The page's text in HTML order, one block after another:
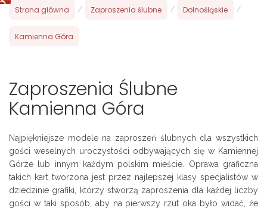
Strona główna / Zaproszenia ślubne / Dolnośląskie /
Kamienna Góra
Zaproszenia Ślubne
Kamienna Góra
Najpiękniejsze modele na zaproszeń ślubnych dla wszystkich
gości weselnych uroczystości odbywających się w Kamiennej
Górze lub innym każdym polskim mieście. Oprawa graficzna
takich kart tworzona jest przez najlepszej klasy specjalistów w
dziedzinie grafiki, którzy stworzą zaproszenia dla każdej liczby
gości w taki sposób, aby na pierwszy rzut oka było widać, że